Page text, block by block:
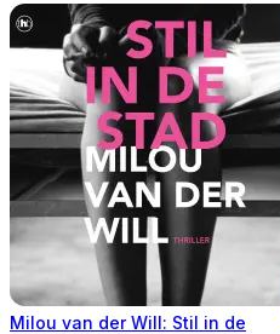
Milou van der Will: Stil in de